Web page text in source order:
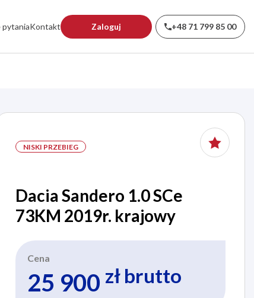
pytaniaKontakt Zaloguj +48 71 799 85 00
NISKI PRZEBIEG
Dacia Sandero 1.0 SCe
73KM 2019r. krajowy
Cena
25 900 zł brutto